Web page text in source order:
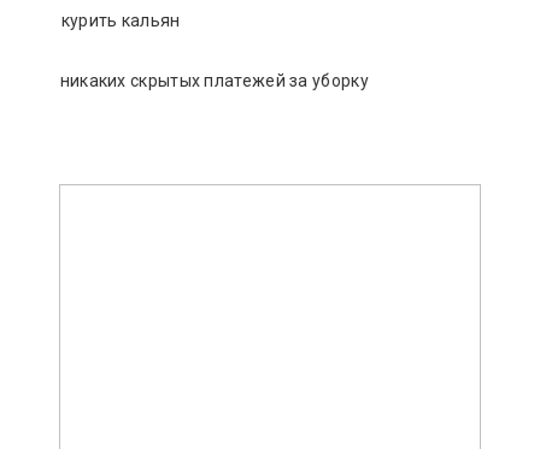
курить кальян
никаких скрытых платежей за уборку